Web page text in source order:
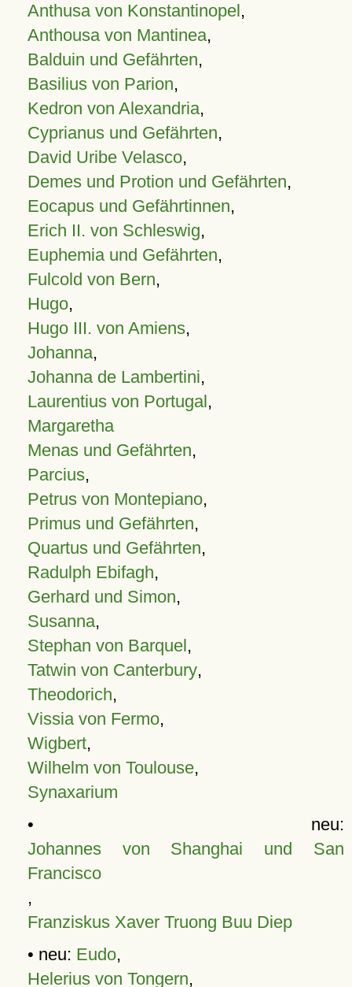
Anthusa von Konstantinopel,
Anthousa von Mantinea,
Balduin und Gefährten,
Basilius von Parion,
Kedron von Alexandria,
Cyprianus und Gefährten,
David Uribe Velasco,
Demes und Protion und Gefährten,
Eocapus und Gefährtinnen,
Erich II. von Schleswig,
Euphemia und Gefährten,
Fulcold von Bern,
Hugo,
Hugo III. von Amiens,
Johanna,
Johanna de Lambertini,
Laurentius von Portugal,
Margaretha
Menas und Gefährten,
Parcius,
Petrus von Montepiano,
Primus und Gefährten,
Quartus und Gefährten,
Radulph Ebifagh,
Gerhard und Simon,
Susanna,
Stephan von Barquel,
Tatwin von Canterbury,
Theodorich,
Vissia von Fermo,
Wigbert,
Wilhelm von Toulouse,
Synaxarium
• neu:
Johannes von Shanghai und San
Francisco
,
Franziskus Xaver Truong Buu Diep
• neu: Eudo,
Helerius von Tongern,